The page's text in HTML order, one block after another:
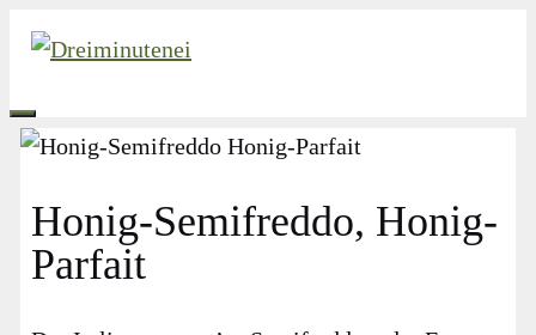
Zum
Inhalt
MENÜ
Honig-Semifreddo, Honig-
Parfait